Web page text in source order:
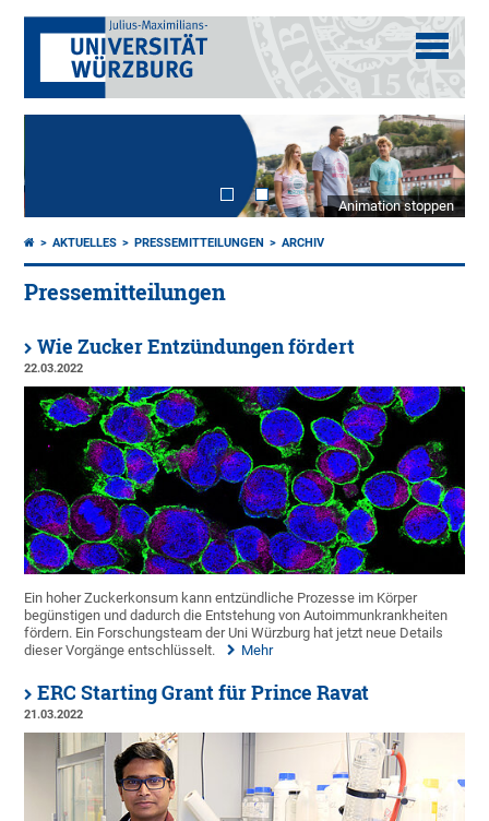
Animation stoppen
AKTUELLES PRESSEMITTEILUNGEN ARCHIV
Pressemitteilungen
Wie Zucker Entzündungen fördert
22.03.2022
Ein hoher Zuckerkonsum kann entzündliche Prozesse im Körper
begünstigen und dadurch die Entstehung von Autoimmunkrankheiten
fördern. Ein Forschungsteam der Uni Würzburg hat jetzt neue Details
dieser Vorgänge entschlüsselt.
Mehr
ERC Starting Grant für Prince Ravat
21.03.2022